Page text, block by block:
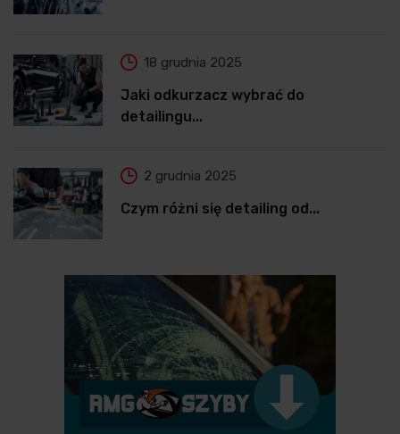
18 grudnia 2025
Jaki odkurzacz wybrać do
detailingu...
2 grudnia 2025
Czym różni się detailing od...